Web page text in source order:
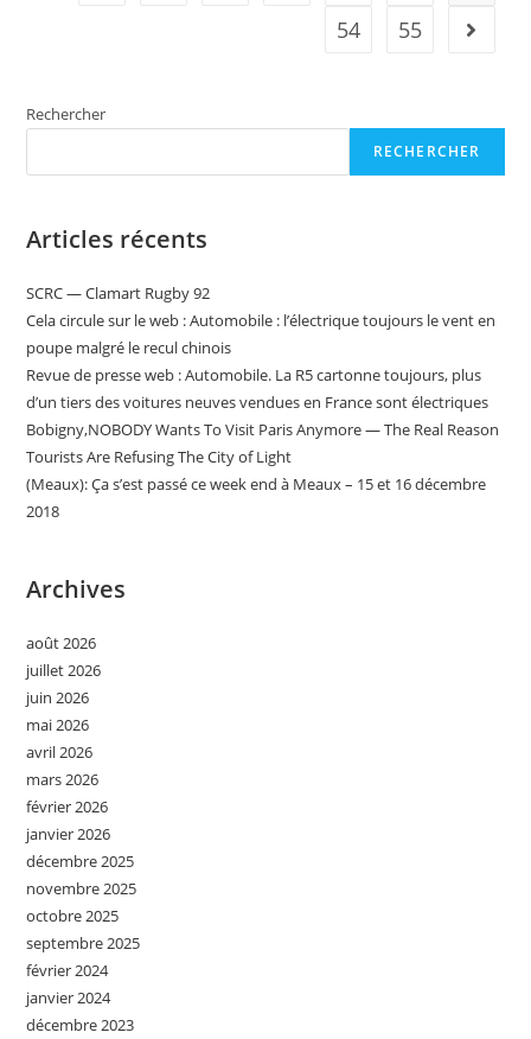
(vidéo)
54
55 Aller à
Rechercher
RECHERCHER
Articles récents
SCRC — Clamart Rugby 92
Cela circule sur le web : Automobile : l’électrique toujours le vent en
poupe malgré le recul chinois
Revue de presse web : Automobile. La R5 cartonne toujours, plus
d’un tiers des voitures neuves vendues en France sont électriques
Bobigny,NOBODY Wants To Visit Paris Anymore — The Real Reason
Tourists Are Refusing The City of Light
(Meaux): Ça s’est passé ce week end à Meaux – 15 et 16 décembre
2018
Archives
août 2026
juillet 2026
juin 2026
mai 2026
avril 2026
mars 2026
février 2026
janvier 2026
décembre 2025
novembre 2025
octobre 2025
septembre 2025
février 2024
janvier 2024
décembre 2023